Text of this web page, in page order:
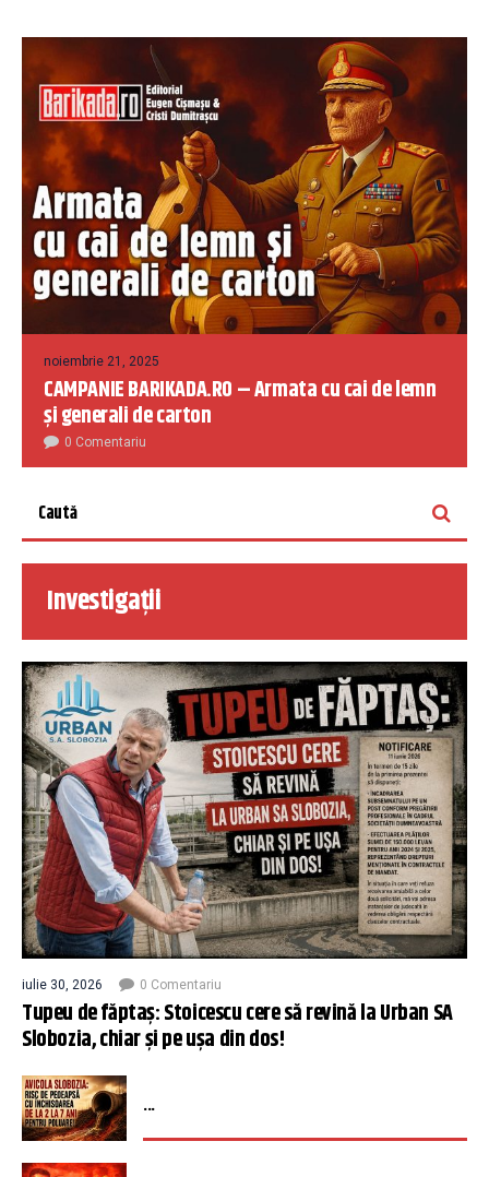
noiembrie 21, 2025
CAMPANIE BARIKADA.RO – Armata cu cai de lemn
și generali de carton
0 Comentariu
Investigații
iulie 30, 2026 0 Comentariu
Tupeu de făptaș: Stoicescu cere să revină la Urban SA
Slobozia, chiar și pe ușa din dos!
...